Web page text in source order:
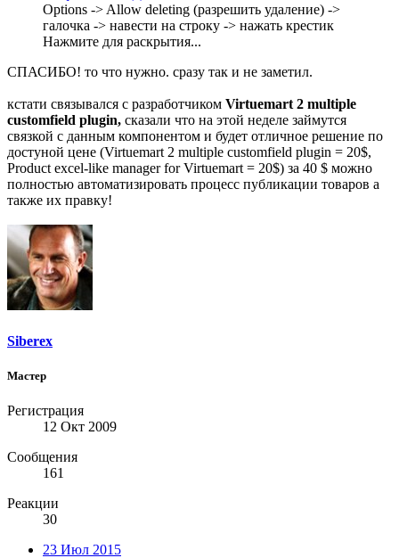
Options -> Allow deleting (разрешить удаление) ->
галочка -> навести на строку -> нажать крестик
Нажмите для раскрытия...
СПАСИБО! то что нужно. сразу так и не заметил.
кстати связывался с разработчиком Virtuemart 2 multiple
customfield plugin, сказали что на этой неделе займутся
связкой с данным компонентом и будет отличное решение по
достуной цене (Virtuemart 2 multiple customfield plugin = 20$,
Product excel-like manager for Virtuemart = 20$) за 40 $ можно
полностью автоматизировать процесс публикации товаров а
также их правку!
Siberex
Мастер
Регистрация
12 Окт 2009
Сообщения
161
Реакции
30
23 Июл 2015